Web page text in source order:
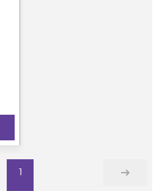
1
Дальше